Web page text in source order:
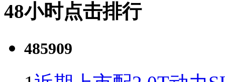
48小时点击排行
485909